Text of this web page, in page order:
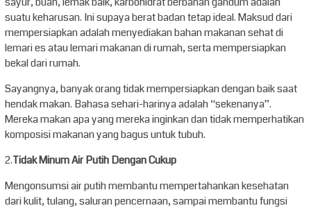
suatu keharusan. Ini supaya berat badan tetap ideal. Maksud dari
mempersiapkan adalah menyediakan bahan makanan sehat di
lemari es atau lemari makanan di rumah, serta mempersiapkan
bekal dari rumah.
Sayangnya, banyak orang tidak mempersiapkan dengan baik saat
hendak makan. Bahasa sehari-harinya adalah “sekenanya”.
Mereka makan apa yang mereka inginkan dan tidak memperhatikan
komposisi makanan yang bagus untuk tubuh.
2.Tidak Minum Air Putih Dengan Cukup
Mengonsumsi air putih membantu mempertahankan kesehatan
dari kulit, tulang, saluran pencernaan, sampai membantu fungsi